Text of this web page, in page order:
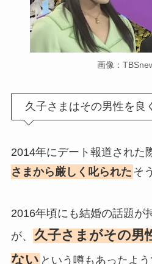
画像：
久子さまはその男性を良
2014年にデート報道された
さまから厳しく叱られた そ
2016年頃にも結婚の話題が
が、
久子さまがその男
ない という噂もあったよう